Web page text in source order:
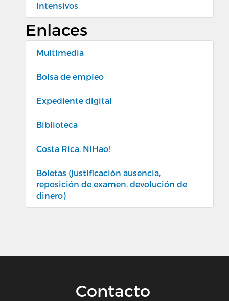
Intensivos
Enlaces
Multimedia
Bolsa de empleo
Expediente digital
Biblioteca
Costa Rica, NiHao!
Boletas (justificación ausencia,
reposición de examen, devolución de
dinero)
Contacto